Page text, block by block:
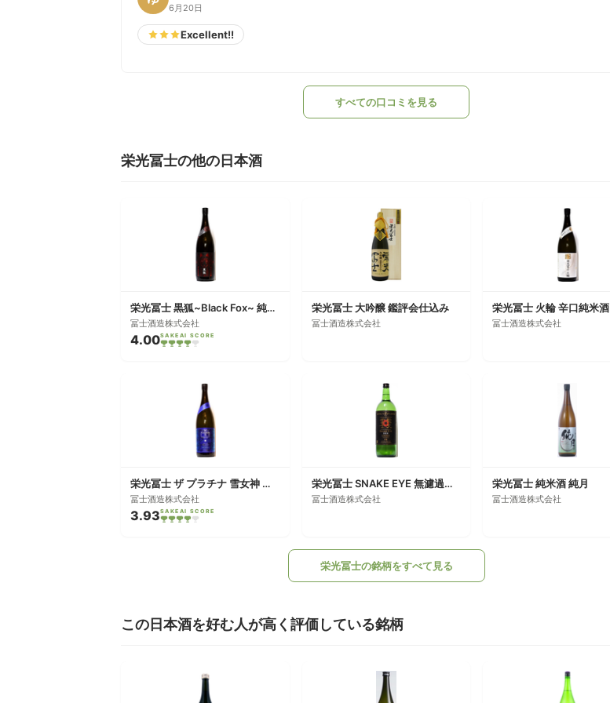
6月20日
Excellent!!
すべての口コミを見る
栄光冨士の他の日本酒
栄光冨士 黒狐~Black Fox~ 純米大吟醸無濾過生原酒
冨士酒造株式会社
4.00SAKEAI SCORE
栄光冨士 大吟醸 鑑評会仕込み
冨士酒造株式会社
栄光冨士 火輪 辛口純米酒
冨士酒造株式会社
栄光冨士 ザ プラチナ 雪女神 純米大吟醸無濾過生原酒
冨士酒造株式会社
3.93SAKEAI SCORE
栄光冨士 SNAKE EYE 無濾過生原酒 純米大吟醸
冨士酒造株式会社
栄光冨士 純米酒 純月
冨士酒造株式会社
栄光冨士の銘柄をすべて見る
この日本酒を好む人が高く評価している銘柄